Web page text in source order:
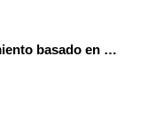
9. PARTE 2_Acercamiento basado en evidencias para la mejora de la convivencia_Pilar Ponce Velasco - CONGRESO INNOVACIÓN, FORMACIÓN Y ACOMPAÑAMIENTO DESDE LA EVIDENCIA